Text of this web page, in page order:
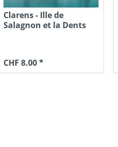
Clarens - Ille de
Salagnon et la Dents
CHF 8.00 *